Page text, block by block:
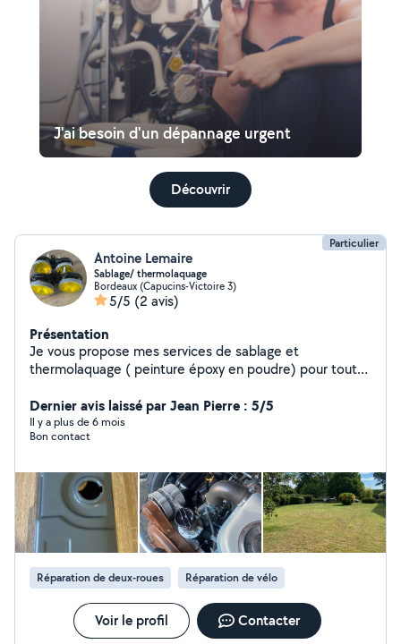
J'ai besoin d'un dépannage urgent
Découvrir
Particulier
Antoine Lemaire
Sablage/ thermolaquage
Bordeaux (Capucins-Victoire 3)
5/5 (2 avis)
Présentation
Je vous propose mes services de sablage et
thermolaquage ( peinture époxy en poudre) pour toutes
mes services pour des nettoyage automobile intérieur,
extérieur nettoyage des tissus à l'injecteur extracteur.
Je propose aussi mes services de tonte et
Dernier avis laissé par Jean Pierre : 5/5
Il y a plus de 6 mois
Bon contact
Réparation de deux-roues Réparation de vélo
Voir le profil Contacter